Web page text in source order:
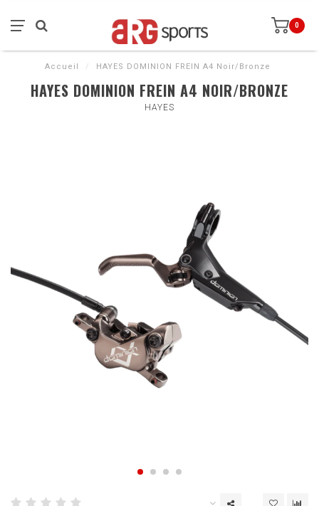
0
Accueil / HAYES DOMINION FREIN A4 Noir/Bronze
HAYES DOMINION FREIN A4 NOIR/BRONZE
HAYES